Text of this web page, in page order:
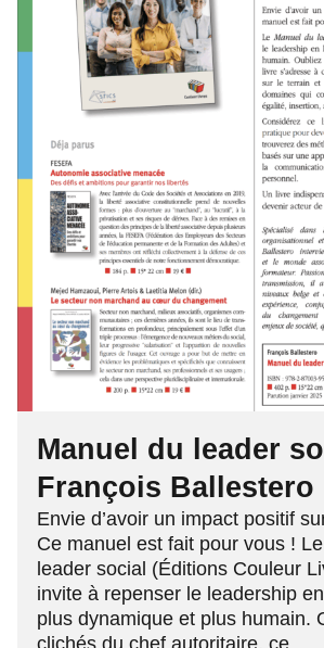
Manuel du leader
François Ballestero
Envie d’avoir un impact positif
Ce manuel est fait pour vous !
leader social (Éditions Couleur
invite à repenser le leadership
plus dynamique et plus humain.
clichés du chef autoritaire, ce